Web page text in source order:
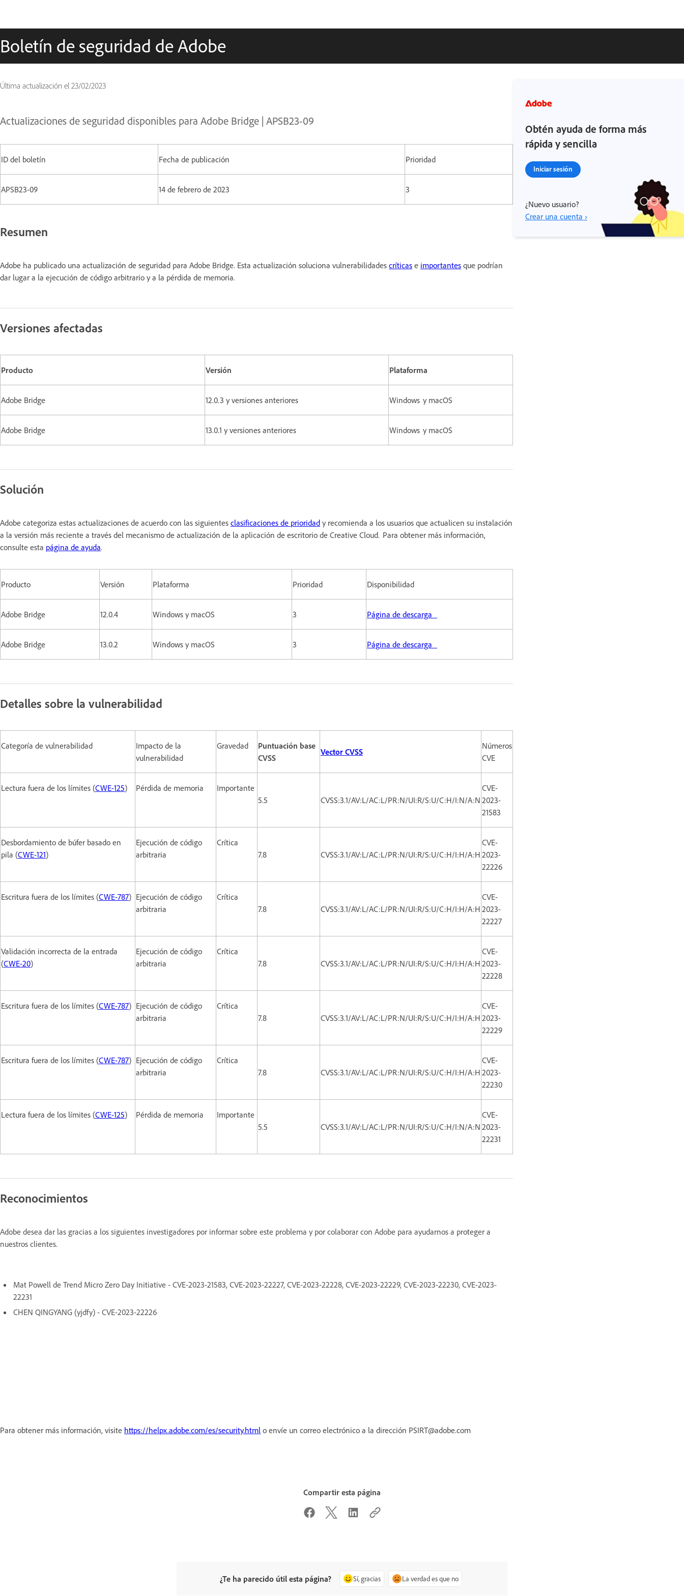
Boletín de seguridad de Adobe
Última actualización el 23/02/2023
Actualizaciones de seguridad disponibles para Adobe Bridge | APSB23-09
ID del boletín Fecha de publicación Prioridad
APSB23-09 14 de febrero de 2023 3
Resumen
Adobe ha publicado una actualización de seguridad para Adobe Bridge. Esta actualización soluciona vulnerabilidades críticas e importantes que podrían
dar lugar a la ejecución de código arbitrario y a la pérdida de memoria.
Versiones afectadas
Producto Versión Plataforma
Adobe Bridge 12.0.3 y versiones anteriores Windows y macOS
Adobe Bridge 13.0.1 y versiones anteriores Windows y macOS
Solución
Adobe categoriza estas actualizaciones de acuerdo con las siguientes clasificaciones de prioridad y recomienda a los usuarios que actualicen su instalación
a la versión más reciente a través del mecanismo de actualización de la aplicación de escritorio de Creative Cloud. Para obtener más información,
consulte esta página de ayuda.
Producto Versión Plataforma Prioridad Disponibilidad
Adobe Bridge 12.0.4 Windows y macOS 3 Página de descarga
Adobe Bridge 13.0.2 Windows y macOS 3 Página de descarga
Detalles sobre la vulnerabilidad
Categoría de vulnerabilidad
Impacto de la
vulnerabilidad
Gravedad
Puntuación base
CVSS
Vector CVSS
Números
CVE
Lectura fuera de los límites (CWE-125) Pérdida de memoria
Importante
5.5
CVSS:3.1/AV:L/AC:L/PR:N/UI:R/S:U/C:H/I:N/A:N
CVE-
2023-
21583
Desbordamiento de búfer basado en
pila (CWE-121)
Ejecución de código
arbitraria
Crítica
7.8
CVSS:3.1/AV:L/AC:L/PR:N/UI:R/S:U/C:H/I:H/A:H
CVE-
2023-
22226
Escritura fuera de los límites (CWE-787) Ejecución de código
arbitraria
Crítica
7.8
CVSS:3.1/AV:L/AC:L/PR:N/UI:R/S:U/C:H/I:H/A:H
CVE-
2023-
22227
Validación incorrecta de la entrada
(CWE-20)
Ejecución de código
arbitraria
Crítica
7.8
CVSS:3.1/AV:L/AC:L/PR:N/UI:R/S:U/C:H/I:H/A:H
CVE-
2023-
22228
Escritura fuera de los límites (CWE-787) Ejecución de código
arbitraria
Crítica
7.8
CVSS:3.1/AV:L/AC:L/PR:N/UI:R/S:U/C:H/I:H/A:H
CVE-
2023-
22229
Escritura fuera de los límites (CWE-787) Ejecución de código
arbitraria
Crítica
7.8
CVSS:3.1/AV:L/AC:L/PR:N/UI:R/S:U/C:H/I:H/A:H
CVE-
2023-
22230
Lectura fuera de los límites (CWE-125) Pérdida de memoria
Importante
5.5
CVSS:3.1/AV:L/AC:L/PR:N/UI:R/S:U/C:H/I:N/A:N
CVE-
2023-
22231
Reconocimientos
Adobe desea dar las gracias a los siguientes investigadores por informar sobre este problema y por colaborar con Adobe para ayudarnos a proteger a
nuestros clientes.
Mat Powell de Trend Micro Zero Day Initiative - CVE-2023-21583, CVE-2023-22227, CVE-2023-22228, CVE-2023-22229, CVE-2023-22230, CVE-2023-
22231
CHEN QINGYANG (yjdfy) - CVE-2023-22226
Para obtener más información, visite https://helpx.adobe.com/es/security.html o envíe un correo electrónico a la dirección PSIRT@adobe.com
Obtén ayuda de forma más
rápida y sencilla
Iniciar sesión
¿Nuevo usuario?
Crear una cuenta ›
Compartir esta página
¿Te ha parecido útil esta página? Sí, gracias La verdad es que no